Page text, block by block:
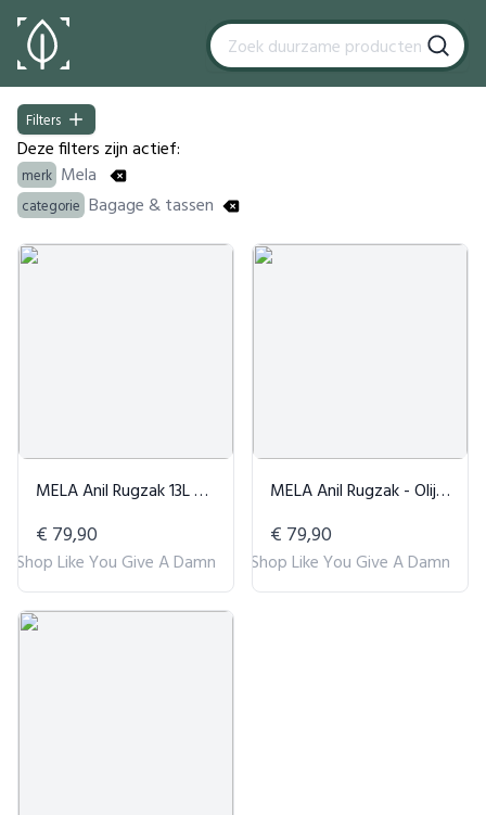
Filters
Filters
Deze filters zijn actief:
merk Mela
categorie Bagage & tassen
Products
MELA Anil Rugzak 13L Perzik
€ 79,90
Shop Like You Give A Damn
MELA Anil Rugzak - Olijfgroen
€ 79,90
Shop Like You Give A Damn